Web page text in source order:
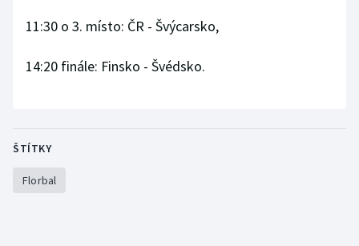
11:30 o 3. místo: ČR - Švýcarsko,
14:20 finále: Finsko - Švédsko.
ŠTÍTKY
Florbal